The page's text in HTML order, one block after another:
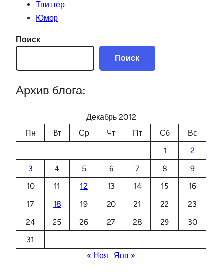
Твиттер
Юмор
Поиск
Поиск
Архив блога:
Декабрь 2012
Пн
Вт Ср Чт Пт Сб
Вс
1
2
3
4 5 6 7 8
9
10
11 12 13 14 15
16
17
18 19 20 21 22
23
24
25 26 27 28 29
30
31
« Ноя
Янв »